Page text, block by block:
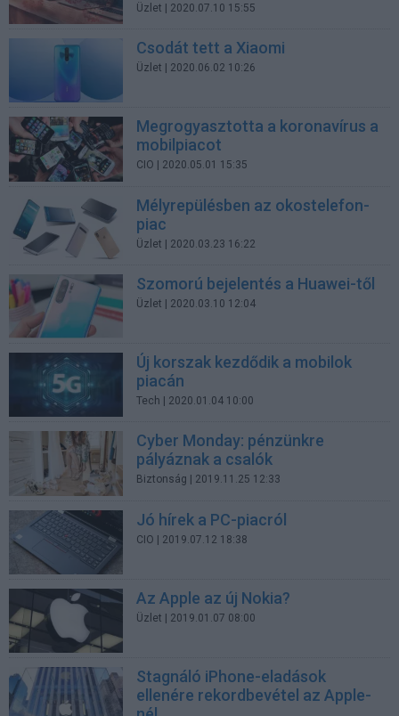
Üzlet | 2020.07.10 15:55
Csodát tett a Xiaomi
Üzlet | 2020.06.02 10:26
Megrogyasztotta a koronavírus a
mobilpiacot
CIO | 2020.05.01 15:35
Mélyrepülésben az okostelefon-
piac
Üzlet | 2020.03.23 16:22
Szomorú bejelentés a Huawei-től
Üzlet | 2020.03.10 12:04
Új korszak kezdődik a mobilok
piacán
Tech | 2020.01.04 10:00
Cyber Monday: pénzünkre
pályáznak a csalók
Biztonság | 2019.11.25 12:33
Jó hírek a PC-piacról
CIO | 2019.07.12 18:38
Az Apple az új Nokia?
Üzlet | 2019.01.07 08:00
Stagnáló iPhone-eladások
ellenére rekordbevétel az Apple-